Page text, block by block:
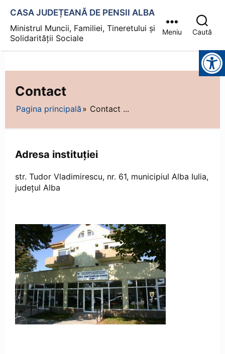
CASA JUDEȚEANĂ DE PENSII ALBA
Ministrul Muncii, Familiei, Tineretului și
Solidarității Sociale
Meniu Caută
Instrumente pentru accesibilitate
Contact
Pagina principală Contact ...
Adresa instituției
str. Tudor Vladimirescu, nr. 61, municipiul Alba Iulia,
județul Alba